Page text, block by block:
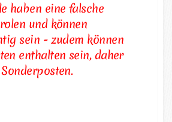
haben eine falsche
und können
sein - zudem können
enthalten sein, daher